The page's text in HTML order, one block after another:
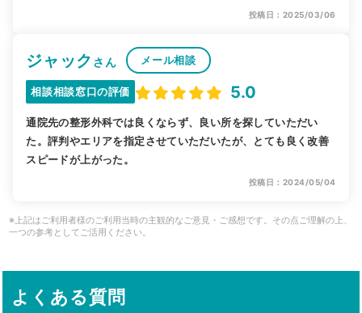
投稿日：2025/03/06
ジャック さん メール相談
相談相談窓口の評価 5.0
通院先の整形外科では良くならず、良い所を探していただい
た。評判やエリアを指定させていただいたが、とても良く改善
スピードが上がった。
投稿日：2024/05/04
※上記はご利用者様のご利用当時の主観的なご意見・ご感想です。その点ご理解の上、
一つの参考としてご活用ください。
よくある質問